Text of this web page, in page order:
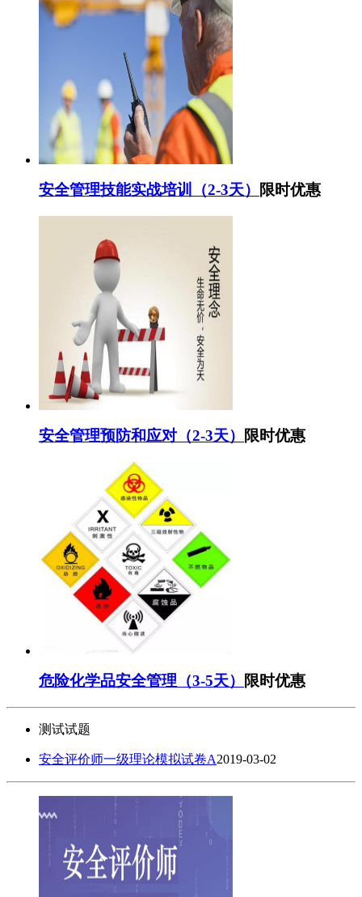
安全管理技能实战培训（2-3天） 限时优惠
安全管理预防和应对（2-3天） 限时优惠
危险化学品安全管理（3-5天） 限时优惠
测试试题
安全评价师一级理论模拟试卷A2019-03-02